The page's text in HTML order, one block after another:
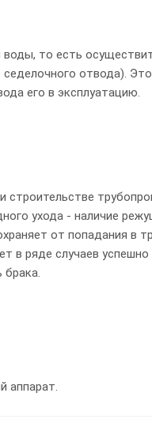
воды, то есть
отвода).
его в эксплуатацию.
строительстве
ухода - наличие
от попадания в
в ряде случаев
брака.
аппарат.